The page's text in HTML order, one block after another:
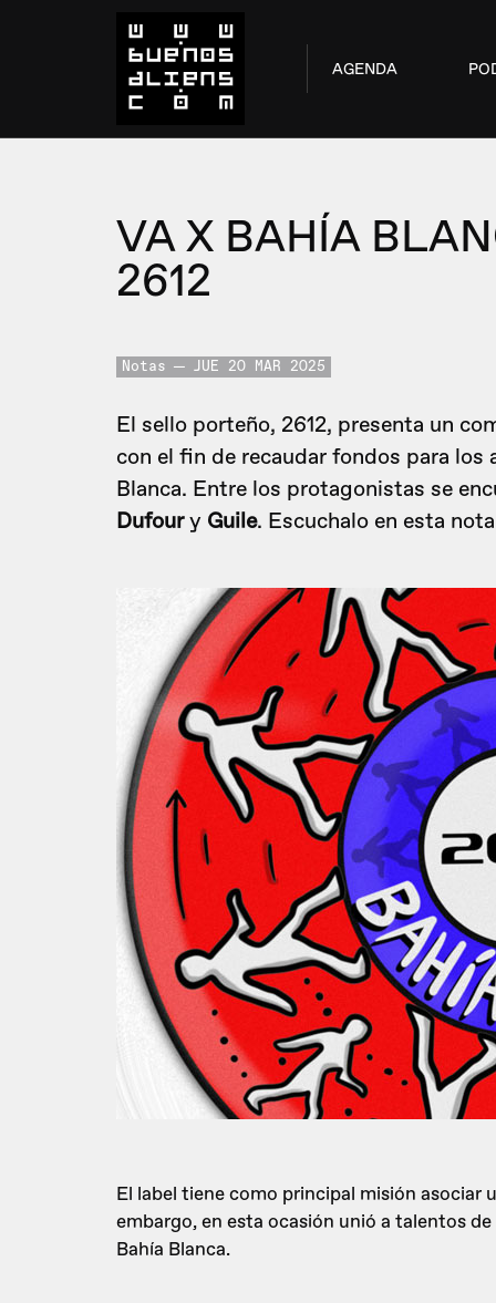
AGENDA
VA X BAHÍA
2612
Notas JUE 20 MAR 2025
El sello porteño, 2612, presenta un
con el fin de recaudar fondos para
Blanca. Entre los protagonistas se
Dufoury Guile. Escuchalo en esta
El label tiene como principal misión asociar
embargo, en esta ocasión unió a talentos
Bahía Blanca.